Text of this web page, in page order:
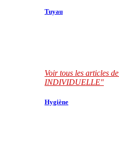
Tuyau
Voir tous les articles
INDIVIDUELLE"
Hygiène